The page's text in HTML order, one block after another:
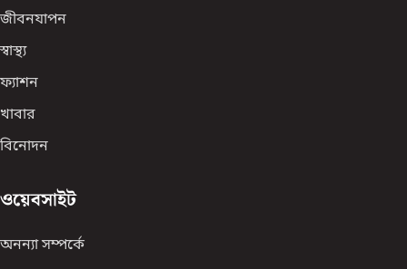
জীবনযাপন
স্বাস্থ্য
ফ্যাশন
খাবার
বিনোদন
ওয়েবসাইট
অনন্যা সম্পর্কে